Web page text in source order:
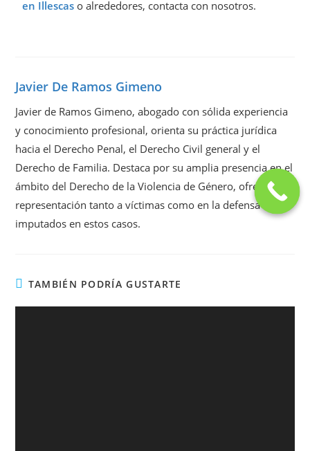
en Illescas o alrededores, contacta con nosotros.
Javier De Ramos Gimeno
Javier de Ramos Gimeno, abogado con sólida experiencia
y conocimiento profesional, orienta su práctica jurídica
hacia el Derecho Penal, el Derecho Civil general y el
Derecho de Familia. Destaca por su amplia presencia en el
ámbito del Derecho de la Violencia de Género, ofreciendo
representación tanto a víctimas como en la defensa de
imputados en estos casos.
TAMBIÉN PODRÍA GUSTARTE